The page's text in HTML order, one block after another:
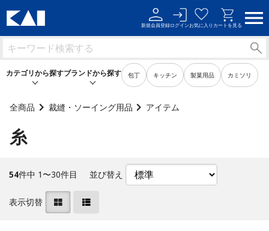
新規会員登録ログインお気に入り カートを見る
カテゴリから探す
キッチン用品
メンズケア用品
ブランドから探す
キッチン用品
メンズケア用品
包丁 キッチン 製菓用品 カミソリ
全商品 裁縫・ソーイング用品 アイテム
糸
54件中 1〜30件目 並び替え
表示切替